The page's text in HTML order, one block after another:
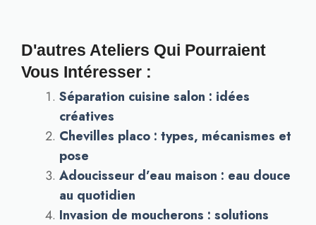
D'autres Ateliers Qui Pourraient
Vous Intéresser :
Séparation cuisine salon : idées
créatives
Chevilles placo : types, mécanismes et
pose
Adoucisseur d’eau maison : eau douce
au quotidien
Invasion de moucherons : solutions